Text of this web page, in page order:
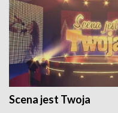
Scena jest Twoja